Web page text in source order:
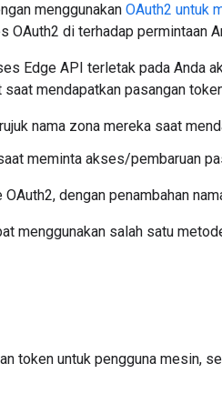
menggunakan OAuth2 untuk
OAuth2 di terhadap permintaan
Edge API terletak pada Anda
mendapatkan pasangan
nama zona mereka saat
meminta akses/pembaruan
dengan penambahan
menggunakan salah satu
token untuk pengguna mesin,